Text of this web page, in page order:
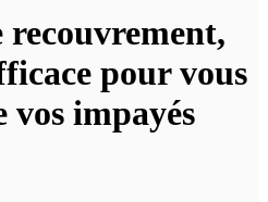
recouvrement,
pour vous
vos impayés